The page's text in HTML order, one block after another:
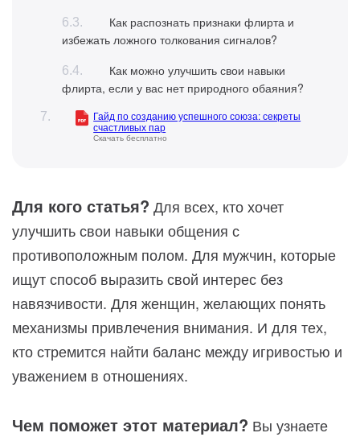
Как распознать признаки флирта и
избежать ложного толкования сигналов?
Как можно улучшить свои навыки
флирта, если у вас нет природного обаяния?
Гайд по созданию успешного союза: секреты
счастливых пар
Скачать бесплатно
Для кого статья? Для всех, кто хочет
улучшить свои навыки общения с
противоположным полом. Для мужчин, которые
ищут способ выразить свой интерес без
навязчивости. Для женщин, желающих понять
механизмы привлечения внимания. И для тех,
кто стремится найти баланс между игривостью и
уважением в отношениях.
Чем поможет этот материал? Вы узнаете